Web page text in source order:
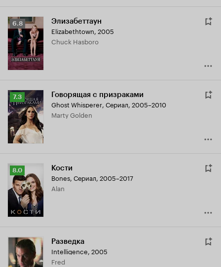
Рейтинг
Кинопоиска
6.8
6.8 Элизабеттаун
Elizabethtown, 2005
Chuck Hasboro
Рейтинг
Кинопоиска
7.3
7.3 Говорящая с призраками
Ghost Whisperer, Сериал, 2005–2010
Marty Golden
Рейтинг
Кинопоиска
8.0
8.0 Кости
Bones, Сериал, 2005–2017
Alan
Разведка
Intelligence, 2005
Fred